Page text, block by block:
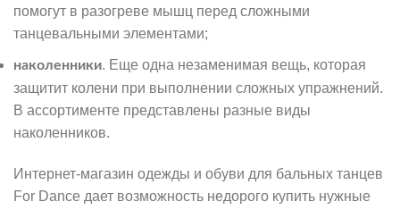
помогут в разогреве мышц перед сложными
танцевальными элементами;
наколенники. Еще одна незаменимая вещь, которая
защитит колени при выполнении сложных упражнений.
В ассортименте представлены разные виды
наколенников.
Интернет-магазин одежды и обуви для бальных танцев
For Dance дает возможность недорого купить нужные